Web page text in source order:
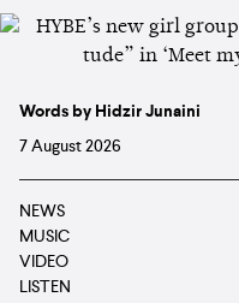
Words by Hidzir Junaini
7 August 2026
NEWS
MUSIC
VIDEO
LISTEN